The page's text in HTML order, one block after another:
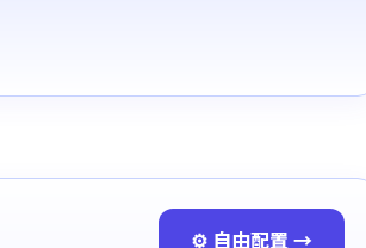
⚙ 自由配置 →